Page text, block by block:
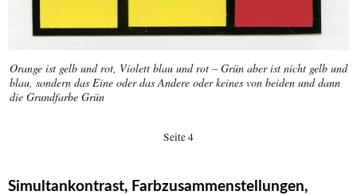
Orange ist gelb und rot, Violett blau und rot – Grün aber ist nicht gelb und
blau, sondern das Eine oder das Andere oder keines von beiden und dann
die Grundfarbe Grün
Seite 4
Simultankontrast, Farbzusammenstellungen,